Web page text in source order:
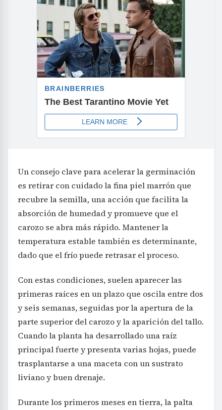
Un consejo clave para acelerar la germinación
es retirar con cuidado la fina piel marrón que
recubre la semilla, una acción que facilita la
absorción de humedad y promueve que el
carozo se abra más rápido. Mantener la
temperatura estable también es determinante,
dado que el frío puede retrasar el proceso.
Con estas condiciones, suelen aparecer las
primeras raíces en un plazo que oscila entre dos
y seis semanas, seguidas por la apertura de la
parte superior del carozo y la aparición del tallo.
Cuando la planta ha desarrollado una raíz
principal fuerte y presenta varias hojas, puede
trasplantarse a una maceta con un sustrato
liviano y buen drenaje.
Durante los primeros meses en tierra, la palta